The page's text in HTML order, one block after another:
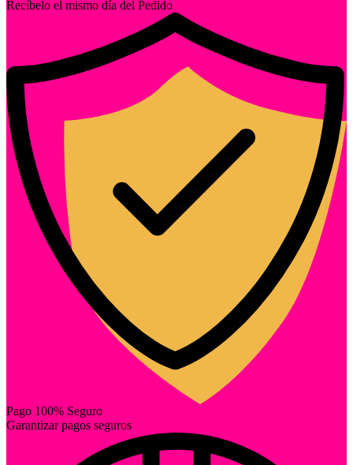
Recíbelo el mismo día del Pedido
Pago 100% Seguro
Garantizar pagos seguros